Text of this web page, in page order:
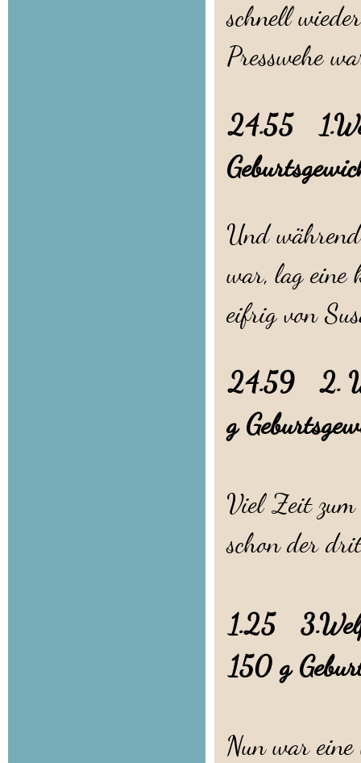
schnell
Presswehe
24.55
Und
war, lag eine
eifrig von
24.59 2.
g
Viel Zeit
schon der
1.25
150 g
Nun war